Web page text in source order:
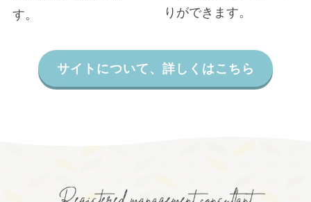
す。
りができます。
サイトについて、詳しくはこちら